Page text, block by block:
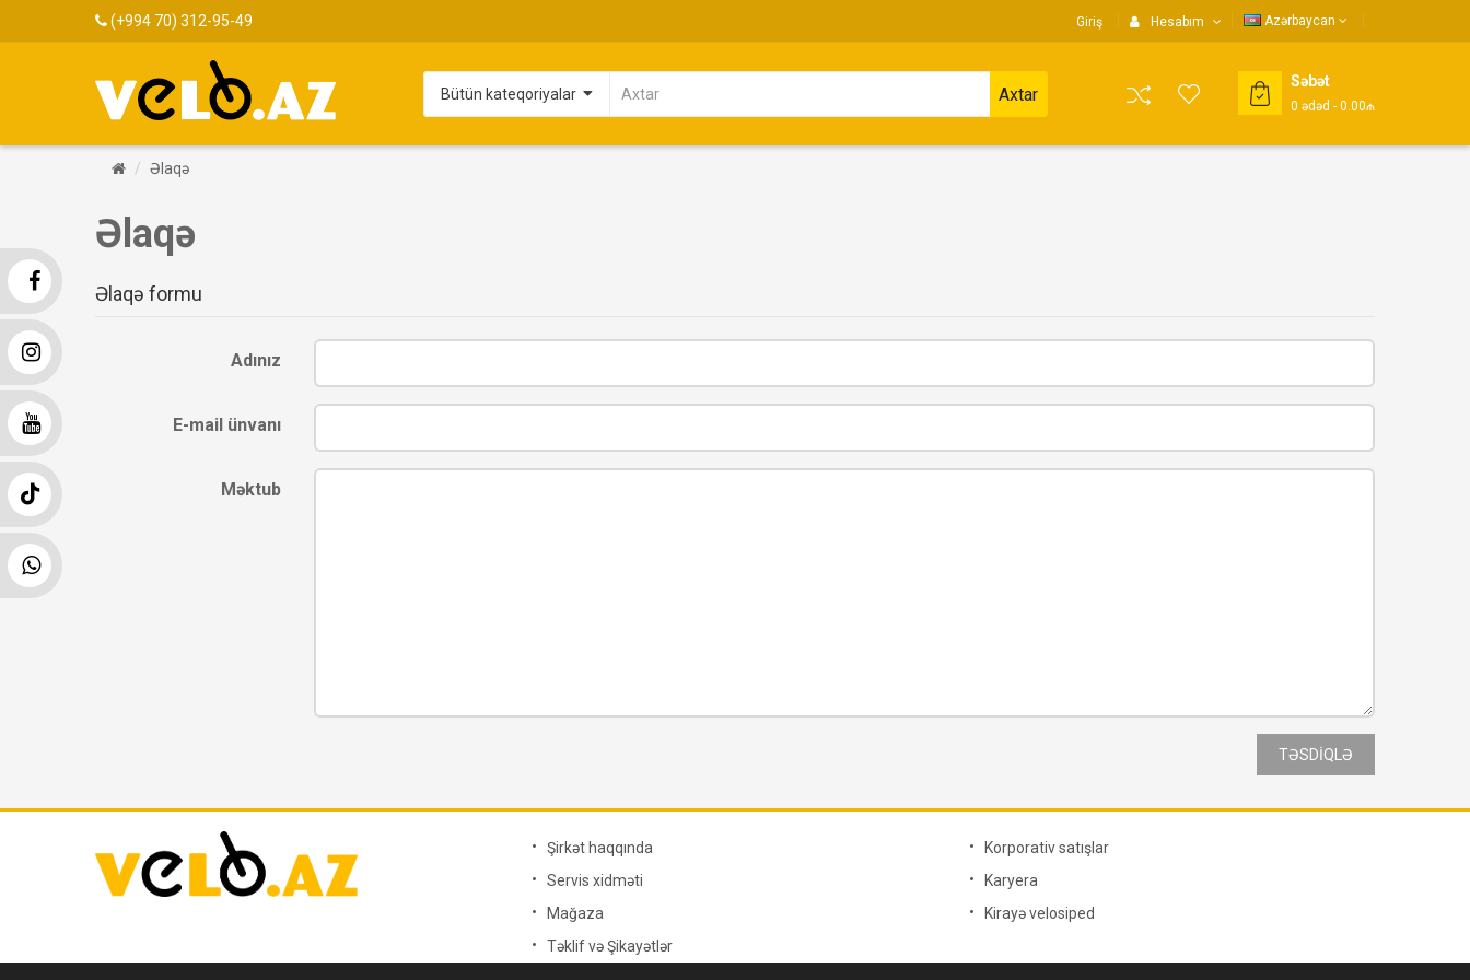
(+994 70) 312-95-49 Giriş Hesabım Azərbaycan
Axtar
Səbət
0 ədəd - 0.00₼
Əlaqə
Əlaqə
Əlaqə formu
Adınız
E-mail ünvanı
Məktub
Şirkət haqqında
Servis xidməti
Mağaza
Təklif və Şikayətlər
Korporativ satışlar
Karyera
Kirayə velosiped